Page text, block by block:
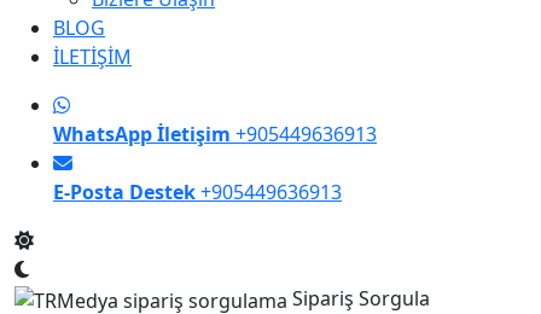
BLOG
İLETİŞİM
WhatsApp İletişim +905449636913
E-Posta Destek+905449636913
Sipariş Sorgula